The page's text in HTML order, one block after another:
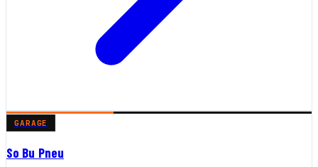
GARAGE
So Bu Pneu